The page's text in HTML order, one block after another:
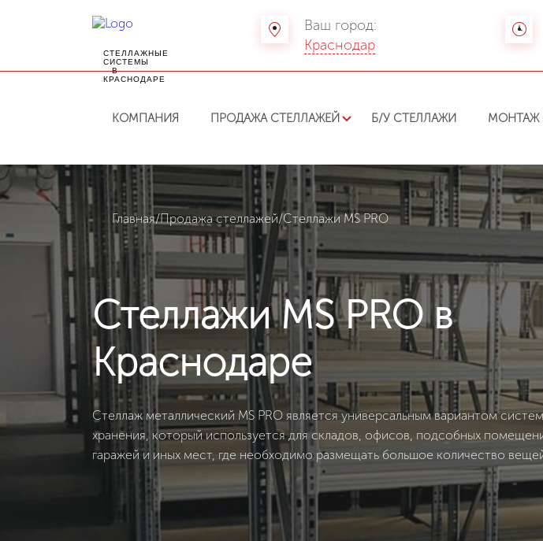
СТЕЛЛАЖНЫЕ
СИСТЕМЫ
В
КРАСНОДАРЕ
Ваш город:
Краснодар
КОМПАНИЯ ПРОДАЖА СТЕЛЛАЖЕЙ Б/У СТЕЛЛАЖИ МОНТАЖ
Главная/Продажа стеллажей/Стеллажи MS PRO
Стеллажи MS PRO в
Краснодаре
Стеллаж металлический MS PRO является универсальным вариантом
хранения, который используется для складов, офисов, подсобных
гаражей и иных мест, где необходимо размещать большое количество